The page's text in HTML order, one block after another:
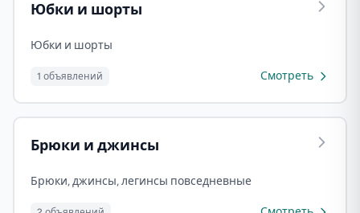
Юбки и шорты
Юбки и шорты
1 объявлений Смотреть
Брюки и джинсы
Брюки, джинсы, легинсы повседневные